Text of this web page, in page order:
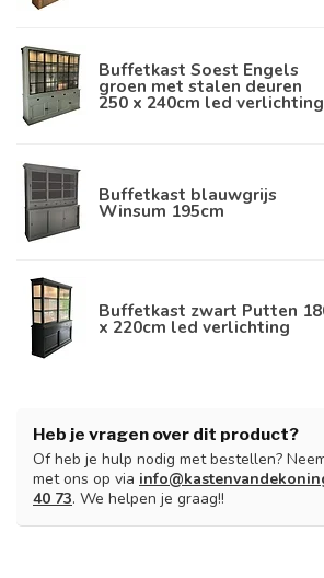
Buffetkast Soest Engels
groen met stalen deuren
250 x 240cm led verlichting
Buffetkast blauwgrijs
Winsum 195cm
Buffetkast zwart Putten
x 220cm led verlichting
Heb je vragen over dit product?
Of heb je hulp nodig met bestellen?
met ons op via
40 73. We helpen je graag!!